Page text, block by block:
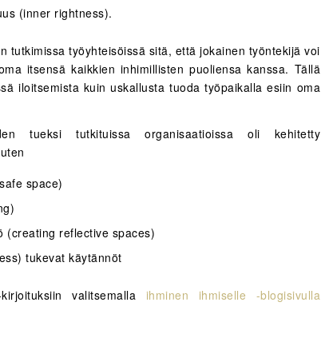
(inner rightness).
tutkimissa työyhteisöissä sitä, että jokainen työntekijä voi
itsensä kaikkien inhimillisten puoliensa kanssa. Tällä
iloitsemista kuin uskallusta tuoda työpaikalla esiin oma
tueksi tutkituissa organisaatioissa oli kehitetty
space)
(creating reflective spaces)
tukevat käytännöt
valitsemalla ihminen ihmiselle -blogisivulla